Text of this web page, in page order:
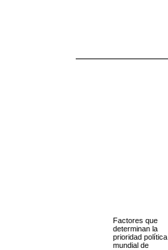
Factores que
determinan la
prioridad política
mundial de